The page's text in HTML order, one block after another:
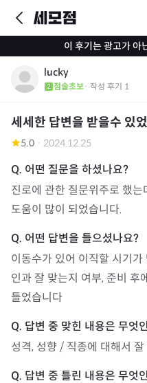
이 후기는 광고가 아
lucky
점술초보· 작성 후기 1
세세한 답변을 받을수 있
5.0 · 2024.12.25
진로에 관한 질문위주로 했
도움이 많이 되었습니다.
이동수가 있어 이직할 시기
인과 잘 맞는지 여부, 준비 후
들었습니다
성격, 성향 / 직종에 대해서